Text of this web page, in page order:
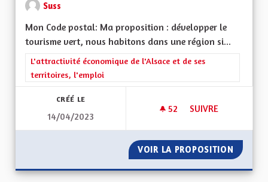
Suss
Mon Code postal: Ma proposition : développer le
tourisme vert, nous habitons dans une région si...
Filtrer les résultats de la catégorie : L'attractivité
L'attractivité économique de l'Alsace et de ses
territoires, l'emploi
CRÉÉ LE
14/04/2023
52 52 ABONNÉS
SUIVRE
VOIR LA PROPOSITION